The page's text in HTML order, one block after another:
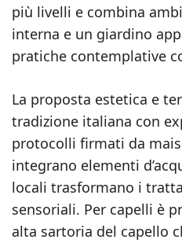
più livelli e combina
interna e un giardino
pratiche contemplative
La proposta estetica e
tradizione italiana con
protocolli firmati da
integrano elementi
locali trasformano i
sensoriali. Per capelli è
alta sartoria del capello